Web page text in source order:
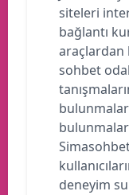
siteleri
bağlantı
araçlardan
sohbet
deneyim